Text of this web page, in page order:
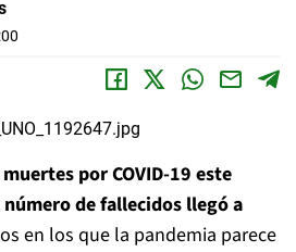
por COVID-19 este
de fallecidos llegó a
en los que la pandemia parece